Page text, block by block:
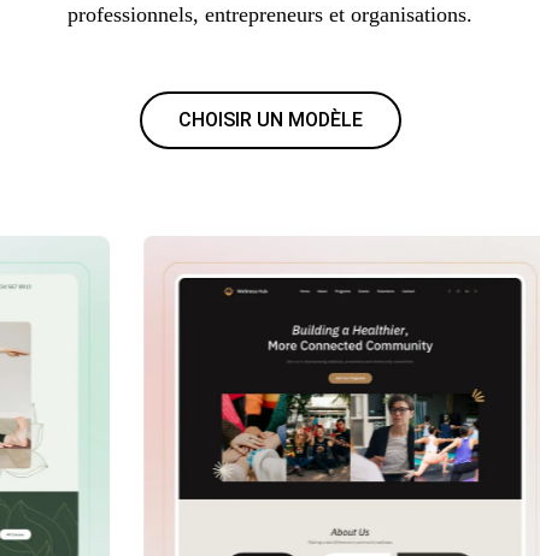
professionnels, entrepreneurs et organisations.
CHOISIR UN MODÈLE